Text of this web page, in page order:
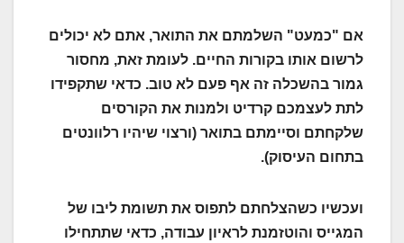
אם "כמעט" השלמתם את התואר, אתם לא יכולים
לרשום אותו בקורות החיים. לעומת זאת, מחסור
גמור בהשכלה זה אף פעם לא טוב. כדאי שתקפידו
לתת לעצמכם קרדיט ולמנות את הקורסים
שלקחתם וסיימתם בתואר (ורצוי שיהיו רלוונטים
בתחום העיסוק).
ועכשיו כשהצלחתם לתפוס את תשומת ליבו של
המגייס והוטזמנת לראיון עבודה, כדאי שתתחילו